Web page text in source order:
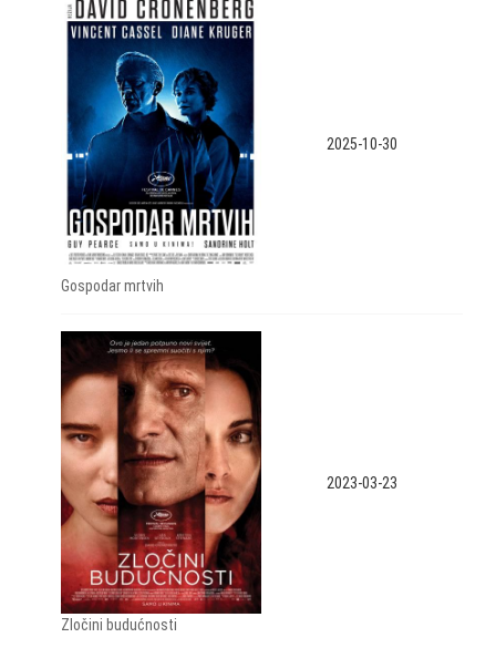
Gospodar mrtvih
2025-10-30
Zločini budućnosti
2023-03-23